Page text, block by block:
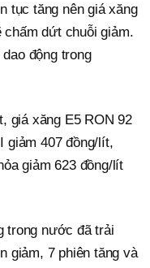
tục tăng nên giá xăng
chấm dứt chuỗi giảm.
động trong
giá xăng E5 RON 92
giảm 407 đồng/lít,
giảm 623 đồng/lít
trong nước đã trải
giảm, 7 phiên tăng và